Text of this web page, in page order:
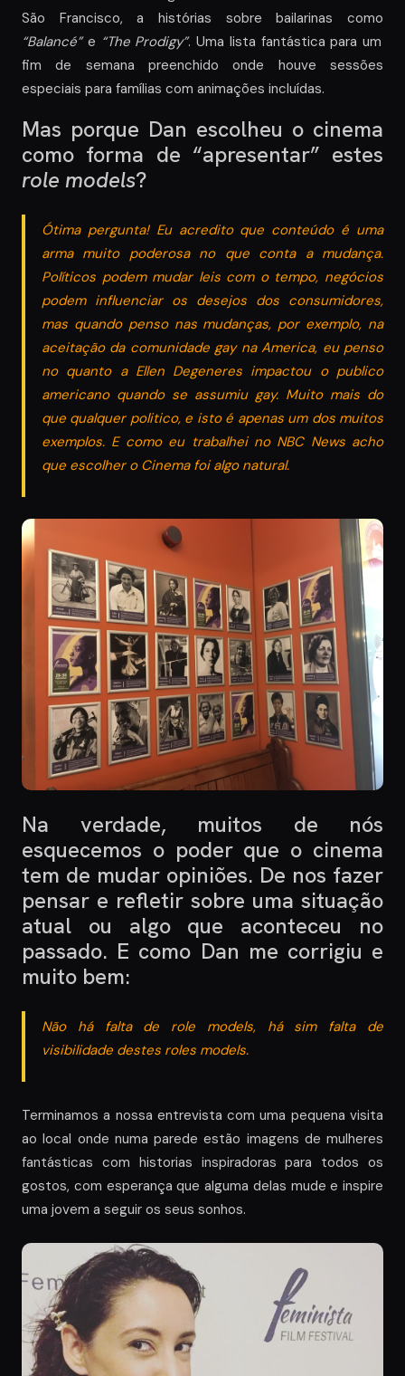
São Francisco, a histórias sobre bailarinas como
“Balancé”e “The Prodigy”. Uma lista fantástica para um
fim de semana preenchido onde houve sessões
especiais para famílias com animações incluídas.
Mas porque Dan escolheu o cinema
como forma de “apresentar” estes
role models?
Ótima pergunta! Eu acredito que conteúdo é uma
arma muito poderosa no que conta a mudança.
Políticos podem mudar leis com o tempo, negócios
podem influenciar os desejos dos consumidores,
mas quando penso nas mudanças, por exemplo, na
aceitação da comunidade gay na America, eu penso
no quanto a Ellen Degeneres impactou o publico
americano quando se assumiu gay. Muito mais do
que qualquer politico, e isto é apenas um dos muitos
exemplos. E como eu trabalhei no NBC News acho
que escolher o Cinema foi algo natural.
Na verdade, muitos de nós
esquecemos o poder que o cinema
tem de mudar opiniões. De nos fazer
pensar e refletir sobre uma situação
atual ou algo que aconteceu no
passado. E como Dan me corrigiu e
muito bem:
Não há falta de role models, há sim falta de
visibilidade destes roles models.
Terminamos a nossa entrevista com uma pequena visita
ao local onde numa parede estão imagens de mulheres
fantásticas com historias inspiradoras para todos os
gostos, com esperança que alguma delas mude e inspire
uma jovem a seguir os seus sonhos.